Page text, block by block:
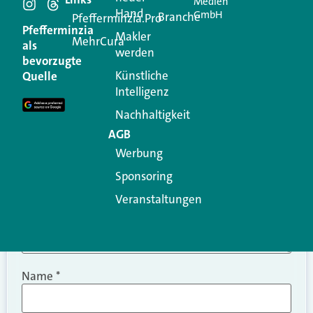
Kommentar
Ihre E-Mail-Adresse wird nicht veröffentlicht.
Erforderliche Felder sind mit
Kommentar
Name *
Pfefferminzia
als
bevorzugte
Quelle
Pfefferminzia.Pro
MehrCura
Hand
Makler
werden
Künstliche
Intelligenz
Nachhaltigkeit
AGB
Werbung
Sponsoring
Veranstaltungen
BrancheGmbH